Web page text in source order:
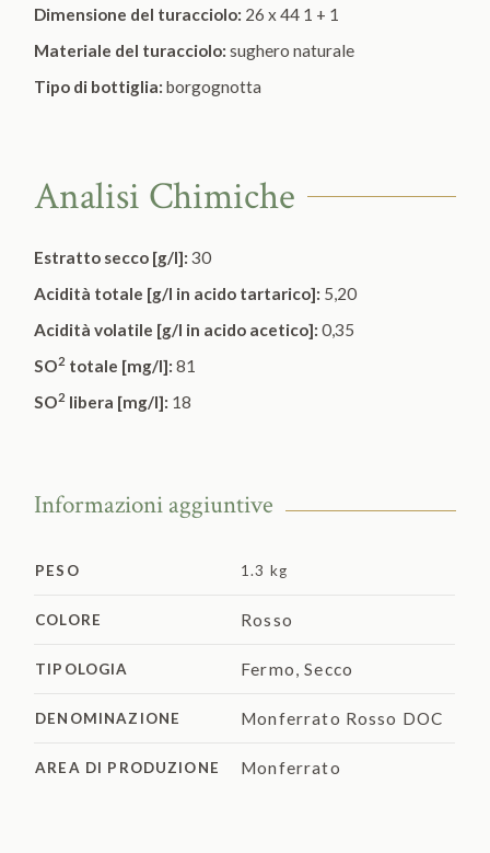
Dimensione del turacciolo: 26 x 44 1 + 1
Materiale del turacciolo:sughero naturale
Tipo di bottiglia:borgognotta
Analisi Chimiche
Estratto secco [g/l]:30
Acidità totale [g/l in acido tartarico]: 5,20
Acidità volatile [g/l in acido acetico]:0,35
SO2 totale [mg/l]:81
SO2 libera [mg/l]: 18
Informazioni aggiuntive
PESO 1.3 kg
COLORE Rosso
TIPOLOGIA Fermo,Secco
DENOMINAZIONE Monferrato Rosso DOC
AREA DI PRODUZIONE Monferrato